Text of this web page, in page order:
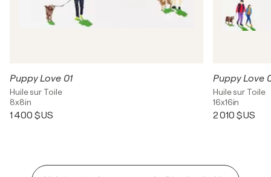
Puppy Love 01
Huile sur Toile
8x8in
1 400 $US
Puppy Love
Huile sur Toile
16x16in
2 010 $US